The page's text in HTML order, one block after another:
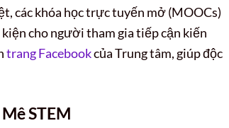
các khóa học trực tuyến mở (MOOCs)
cho người tham gia tiếp cận kiến
trang Facebookcủa Trung tâm, giúp độc
STEM